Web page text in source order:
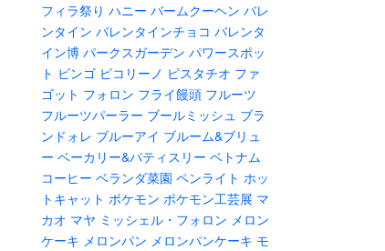
フィラ祭り ハニー バームクーヘン バレ
ンタイン バレンタインチョコ バレンタ
イン博 パークスガーデン パワースポッ
ト ビンゴ ピコリーノ ピスタチオ ファ
ゴット フォロン フライ饅頭 フルーツ
フルーツパーラー ブールミッシュ ブラ
ンドォレ ブルーアイ ブルーム&ブリュ
ー ベーカリー&パティスリー ベトナム
コーヒー ベランダ菜園 ペンライト ホッ
トキャット ポケモン ポケモン工芸展 マ
カオ マヤ ミッシェル・フォロン メロン
ケーキ メロンパン メロンパンケーキ モ